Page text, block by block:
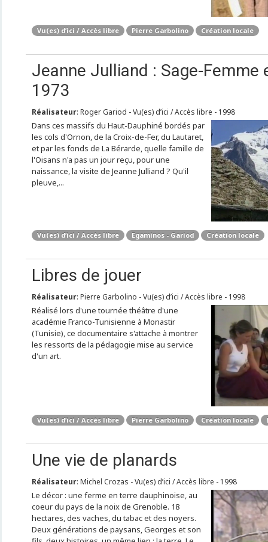
Vu(es) d’ici / Accès libre Pierre Garbolino Création locale
Jeanne Julliand : Sage-Femme
1973
Réalisateur: Roger Gariod - Vu(es) d’ici / Accès libre - 1998
Dans ces massifs du Haut-Dauphiné bordés par
les cols d'Ornon, de la Croix-de-Fer, du Lautaret,
et par les fonds de La Bérarde, quelle famille de
l'Oisans n'a pas un jour reçu, pour une
naissance, la visite de Jeanne Julliand ? Qu'il
pleuve,...
Vu(es) d’ici / Accès libre Egaminos - Gariod Création locale
Libres de jouer
Réalisateur: Pierre Garbolino - Vu(es) d’ici / Accès libre - 1998
Réalisé lors d'une tournée théâtre d'une
académie Franco-Tunisienne à Monastir
(Tunisie), ce documentaire s'attache à montrer
les ressorts de la pédagogie mise au service
d'un art.
Vu(es) d’ici / Accès libre Pierre Garbolino Création locale
Une vie de planards
Réalisateur: Michel Crozas - Vu(es) d’ici / Accès libre - 1998
Le décor : une ferme en terre dauphinoise, au
coeur du pays de la noix de Grenoble. 18
hectares, des vaches, du tabac et des noyers.
Deux générations de paysans, Georges et son